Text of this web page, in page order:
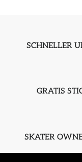
SCHNELLER
GRATIS
SKATER